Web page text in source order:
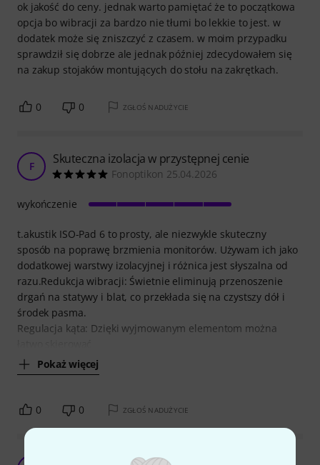
ok jakość do ceny. jednak warto pamiętać że to początkowa
opcja bo wibracji za bardzo nie tłumi bo lekkie to jest. w
dodatek może się zniszczyć z czasem. w moim przypadku
sprawdził się dobrze ale jednak później zdecydowałem się
na zakup stojaków montujących do stołu na zakrętkach.
0 0 ZGŁOŚ NADUŻYCIE
F Skuteczna izolacja w przystępnej cenie
Fonoptikon 25.04.2026
t.akustik ISO-Pad 6 to prosty, ale niezwykle skuteczny
sposób na poprawę brzmienia monitorów. Używam ich jako
dodatkowej warstwy izolacyjnej i różnica jest słyszalna od
razu.Redukcja wibracji: Świetnie eliminują przenoszenie
drgań na statywy i blat, co przekłada się na czystszy dół i
środek pasma.
Regulacja kąta: Dzięki wyjmowanym elementom można
Pokaż więcej
wykończenie
0 0 ZGŁOŚ NADUŻYCIE